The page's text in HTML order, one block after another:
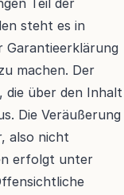
Teil der
steht es in
Garantieerklärung
machen. Der
die über den Inhalt
Die Veräußerung
also nicht
erfolgt unter